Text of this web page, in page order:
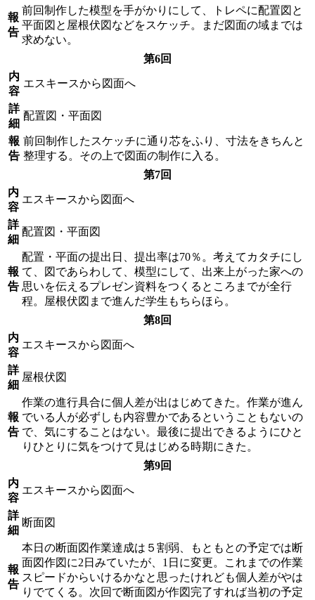
報
告
前回制作した模型を手がかりにして、トレペに配置図と
平面図と屋根伏図などをスケッチ。まだ図面の域までは
求めない。
第6回
内
容
エスキースから図面へ
詳
細
配置図・平面図
報
告
前回制作したスケッチに通り芯をふり、寸法をきちんと
整理する。その上で図面の制作に入る。
第7回
内
容
エスキースから図面へ
詳
細
配置図・平面図
報
告
配置・平面の提出日、提出率は70％。考えてカタチにし
て、図であらわして、模型にして、出来上がった家への
思いを伝えるプレゼン資料をつくるところまでが全行
程。屋根伏図まで進んだ学生もちらほら。
第8回
内
容
エスキースから図面へ
詳
細
屋根伏図
報
告
作業の進行具合に個人差が出はじめてきた。作業が進ん
でいる人が必ずしも内容豊かであるということもないの
で、気にすることはない。最後に提出できるようにひと
りひとりに気をつけて見はじめる時期にきた。
第9回
内
容
エスキースから図面へ
詳
細
断面図
報
告
本日の断面図作業達成は５割弱、もともとの予定では断
面図作図に2日みていたが、1日に変更。これまでの作業
スピードからいけるかなと思ったけれども個人差がやは
りでてくる。次回で断面図が作図完了すれば当初の予定